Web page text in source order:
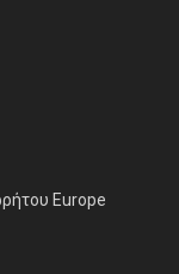
Europe